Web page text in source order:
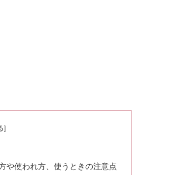
や使われ方、使うときの注意点